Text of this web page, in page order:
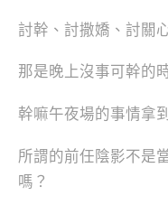
討幹、討撒嬌、討關
那是晚上沒事可幹的
幹嘛午夜場的事情拿
所謂的前任陰影不是
嗎？